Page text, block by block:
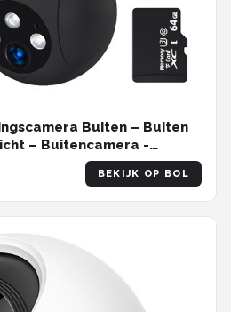
Buiten – Buiten
– Buitencamera -
HD 5MP - Met WiFi en APP -
BEKIJK OP BOL